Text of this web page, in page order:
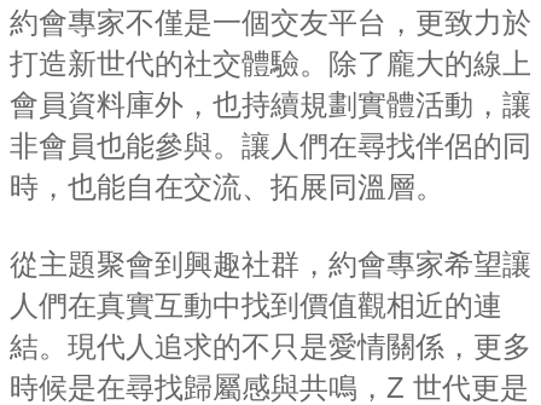
約會專家不僅是一個交友平台，更致力於
打造新世代的社交體驗。除了龐大的線上
會員資料庫外，也持續規劃實體活動，讓
非會員也能參與。讓人們在尋找伴侶的同
時，也能自在交流、拓展同溫層。
從主題聚會到興趣社群，約會專家希望讓
人們在真實互動中找到價值觀相近的連
結。現代人追求的不只是愛情關係，更多
時候是在尋找歸屬感與共鳴，Z 世代更是